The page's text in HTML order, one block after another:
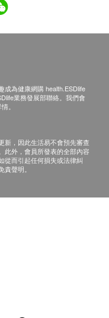
病徵兆時，應立即
斷及治療。
活易【健康網購
供本服務/產品。
或因使用此服務/
或法律訴訟，健康
一切有關的索償或
成為健康網購 health.ESDlife
業務發展部聯絡。我們會
。
新，因此生活易不會預先審查
此外，會員所發表的全部內容
從而引起任何損失或法律糾
聲明。